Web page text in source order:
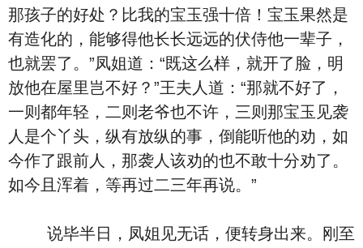
那孩子的好处？比我的宝玉强十倍！宝玉果然是
有造化的，能够得他长长远远的伏侍他一辈子，
也就罢了。”凤姐道：“既这么样，就开了脸，明
放他在屋里岂不好？”王夫人道：“那就不好了，
一则都年轻，二则老爷也不许，三则那宝玉见袭
人是个丫头，纵有放纵的事，倒能听他的劝，如
今作了跟前人，那袭人该劝的也不敢十分劝了。
如今且浑着，等再过二三年再说。”
说毕半日，凤姐见无话，便转身出来。刚至